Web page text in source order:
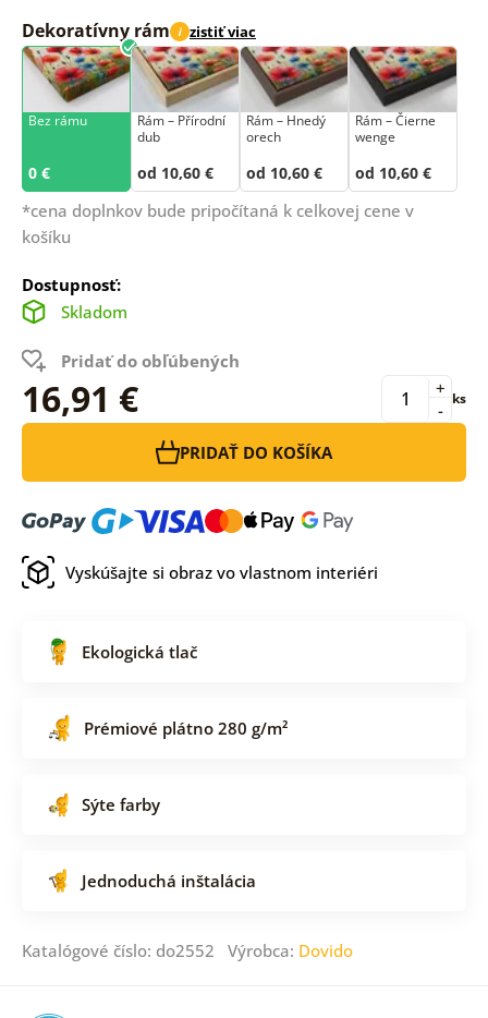
Dekoratívny rám i zistiť viac
Bez rámu
0 €
Rám –⁠⁠⁠⁠⁠⁠ Přírodní
dub
od 10,60 €
Rám – Hnedý
orech
od 10,60 €
Rám – Čierne
wenge
od 10,60 €
*cena doplnkov bude pripočítaná k celkovej cene v
košíku
Dostupnosť:
Skladom
Pridať do obľúbených
16,91 € -
+ ks
PRIDAŤ DO KOŠÍKA
Vyskúšajte si obraz vo vlastnom interiéri
Ekologická tlač
Prémiové plátno 280 g/m²
Sýte farby
Jednoduchá inštalácia
Katalógové číslo: do2552 Výrobca: Dovido